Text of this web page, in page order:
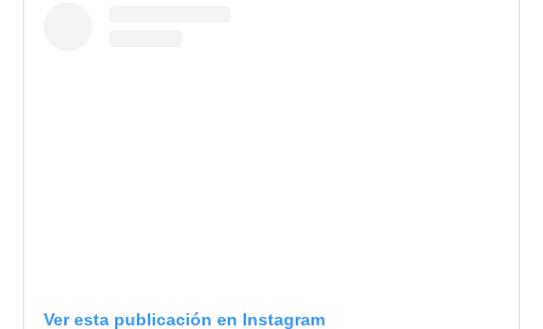
Ver esta publicación en Instagram